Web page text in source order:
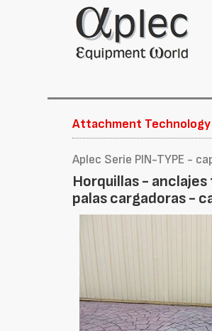
Attachment Technology
Aplec Serie PIN-TYPE -
Horquillas -
palas cargadoras -